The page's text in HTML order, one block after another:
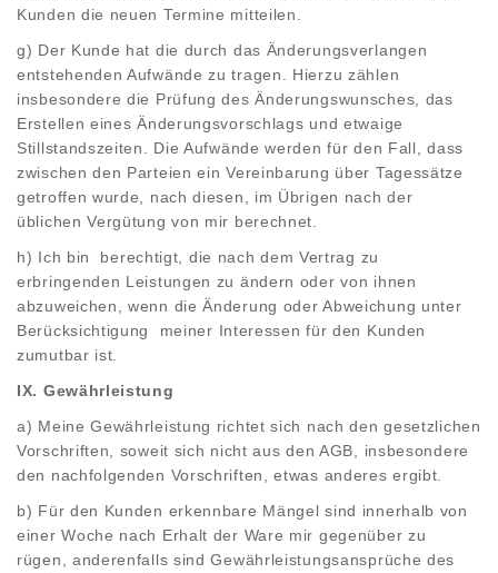
Kunden die neuen Termine mitteilen.
g) Der Kunde hat die durch das Änderungsverlangen
entstehenden Aufwände zu tragen. Hierzu zählen
insbesondere die Prüfung des Änderungswunsches, das
Erstellen eines Änderungsvorschlags und etwaige
Stillstandszeiten. Die Aufwände werden für den Fall, dass
zwischen den Parteien ein Vereinbarung über Tagessätze
getroffen wurde, nach diesen, im Übrigen nach der
üblichen Vergütung von mir berechnet.
h) Ich bin
berechtigt, die nach dem Vertrag zu
erbringenden Leistungen zu ändern oder von ihnen
abzuweichen, wenn die Änderung oder Abweichung unter
Berücksichtigung
meiner Interessen für den Kunden
zumutbar ist.
IX. Gewährleistung
a) Meine Gewährleistung richtet sich nach den gesetzlichen
Vorschriften, soweit sich nicht aus den AGB, insbesondere
den nachfolgenden Vorschriften, etwas anderes ergibt.
b) Für den Kunden erkennbare Mängel sind innerhalb von
einer Woche nach Erhalt der Ware mir gegenüber zu
rügen, anderenfalls sind Gewährleistungsansprüche des